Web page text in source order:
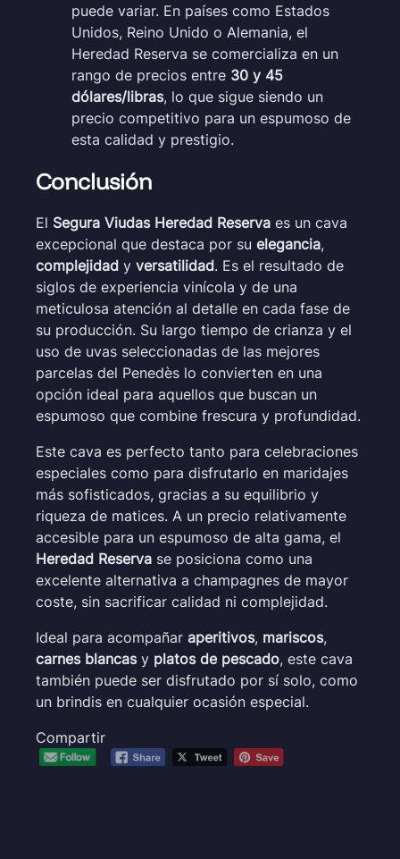
puede variar. En países como Estados
Unidos, Reino Unido o Alemania, el
Heredad Reserva se comercializa en un
rango de precios entre 30 y 45
dólares/libras, lo que sigue siendo un
precio competitivo para un espumoso de
esta calidad y prestigio.
Conclusión
El Segura Viudas Heredad Reserva es un cava
excepcional que destaca por su elegancia,
complejidad y versatilidad. Es el resultado de
siglos de experiencia vinícola y de una
meticulosa atención al detalle en cada fase de
su producción. Su largo tiempo de crianza y el
uso de uvas seleccionadas de las mejores
parcelas del Penedès lo convierten en una
opción ideal para aquellos que buscan un
espumoso que combine frescura y profundidad.
Este cava es perfecto tanto para celebraciones
especiales como para disfrutarlo en maridajes
más sofisticados, gracias a su equilibrio y
riqueza de matices. A un precio relativamente
accesible para un espumoso de alta gama, el
Heredad Reserva se posiciona como una
excelente alternativa a champagnes de mayor
coste, sin sacrificar calidad ni complejidad.
Ideal para acompañar aperitivos, mariscos,
carnes blancasy platos de pescado, este cava
también puede ser disfrutado por sí solo, como
un brindis en cualquier ocasión especial.
Compartir